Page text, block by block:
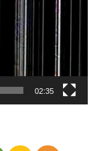
02:35